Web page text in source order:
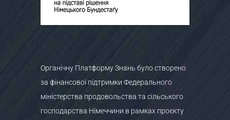
Органічну Платформу Знань було створено
за фінансової підтримки Федерального
міністерства продовольства та сільського
господарства Німеччини в рамках проєкту